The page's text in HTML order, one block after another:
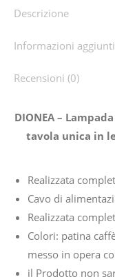
Descrizione
Informazioni
Recensioni (0)
DIONEA –
tavola unica in
Realizzata
Cavo di
Realizzata
Colori: patina
messo in opera
il Prodotto non